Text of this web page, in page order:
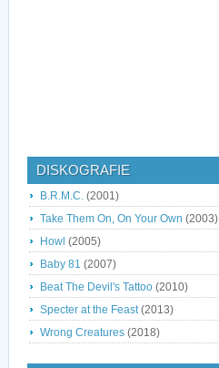
DISKOGRAFIE
B.R.M.C. (2001)
Take Them On, On Your Own (2003)
Howl (2005)
Baby 81 (2007)
Beat The Devil's Tattoo (2010)
Specter at the Feast(2013)
Wrong Creatures (2018)